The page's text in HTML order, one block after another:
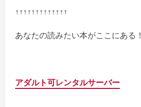
↑↑↑↑↑↑↑↑↑↑↑↑↑
あなたの読みたい本がここにある！
アダルト可レンタルサーバー